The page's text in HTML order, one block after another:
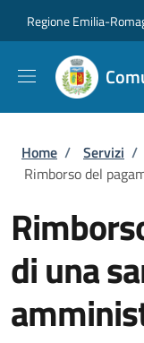
Regione Emilia-
Briciole
Home / Servizi /
Rimborso del
di una